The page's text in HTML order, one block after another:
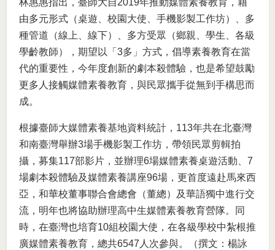
林惠惠指出，臺師大自2019年推動媒體素養教育，藉
由多元形式（桌遊、校園大使、手機影製工作坊）、多
種管道（線上、線下）、多方受眾（鄉親、學生、各級
學齡教師），期望以「3多」方式，倡導素養教育在當
代的重要性，今年度創新的劇本殺體驗，也是希望鼓勵
更多人接觸媒體素養教育，與民眾攜手從無到手構思而
成。
根據臺師大媒體素養基地資料統計，113年共在北臺灣
和南臺灣舉辦3場手機影製工作坊，帶領民眾剪輯拍
攝，募集117部影片，並辦理6場媒體素養桌遊活動、7
場劇本殺體驗及媒體素養講座96場，更首度遠赴馬來西
亞，和華校董事聯合會總會（董總）及華語獨中進行交
流，明年也將協助辦理高中生媒體素養教育營隊。同
時，在臺灣也培育10組校園大使，在各級學校中紮根推
廣媒體素養教育，總共6547人次參與。（撰文：楊詠